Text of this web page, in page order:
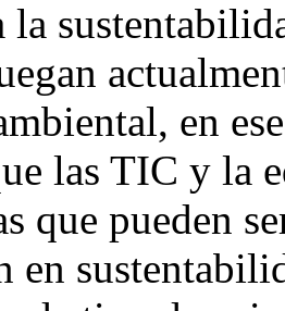
en
las TIC y la
que pueden
en